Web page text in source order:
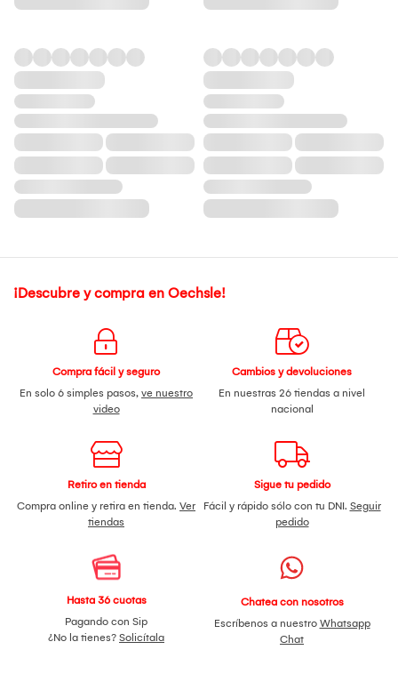
¡Descubre y compra en Oechsle!
Compra fácil y seguro
En solo 6 simples pasos, ve nuestro
video
Cambios y devoluciones
En nuestras 26 tiendas a nivel
nacional
Retiro en tienda
Compra online y retira en tienda. Ver
tiendas
Sigue tu pedido
Fácil y rápido sólo con tu DNI. Seguir
pedido
Hasta 36 cuotas
Pagando con Sip
¿No la tienes? Solicítala
Chatea con nosotros
Escríbenos a nuestro Whatsapp
Chat